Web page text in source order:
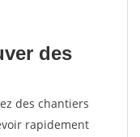
des
des chantiers
rapidement